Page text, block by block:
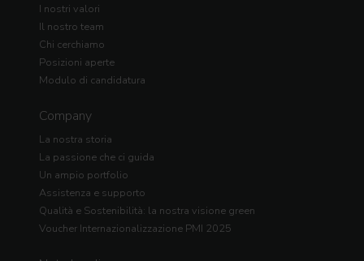
I nostri valori
Il nostro team
Chi cerchiamo
Posizioni aperte
Modulo di candidatura
Company
La nostra storia
La passione che ci guida
Un ampio portfolio
Assistenza e supporto
Qualità e Sostenibilità: la nostra visione green
Voucher Internazionalizzazione PMI 2025